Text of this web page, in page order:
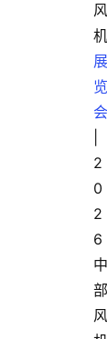
风
机
展
览
会
2
0
2
6
中
部
风